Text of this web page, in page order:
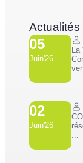
Actualités
05
Juin'26
La
02
Juin'26
...